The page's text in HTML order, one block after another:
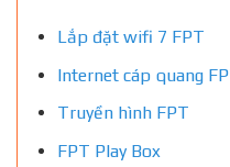
Lắp đặt wifi 7 FPT
Internet cáp quang
Truyền hình FPT
FPT Play Box